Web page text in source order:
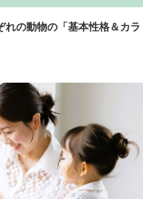
れの動物の「基本性格＆カラ